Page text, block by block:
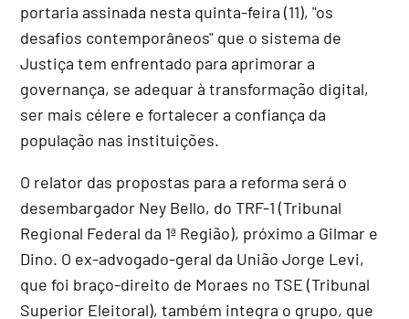
portaria assinada nesta quinta-feira (11), "os
desafios contemporâneos" que o sistema de
Justiça tem enfrentado para aprimorar a
governança, se adequar à transformação digital,
ser mais célere e fortalecer a confiança da
população nas instituições.
O relator das propostas para a reforma será o
desembargador Ney Bello, do TRF-1 (Tribunal
Regional Federal da 1ª Região), próximo a Gilmar e
Dino. O ex-advogado-geral da União Jorge Levi,
que foi braço-direito de Moraes no TSE (Tribunal
Superior Eleitoral), também integra o grupo, que